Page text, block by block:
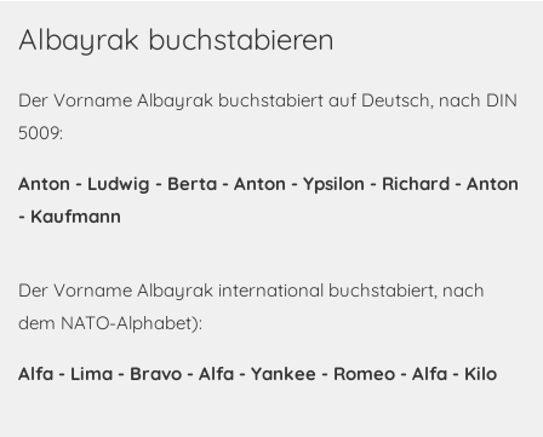
Albayrak buchstabieren
Der Vorname Albayrak buchstabiert auf Deutsch, nach DIN
5009:
Anton - Ludwig - Berta - Anton - Ypsilon - Richard - Anton
- Kaufmann
Der Vorname Albayrak international buchstabiert, nach
dem NATO-Alphabet):
Alfa - Lima - Bravo - Alfa - Yankee - Romeo - Alfa - Kilo